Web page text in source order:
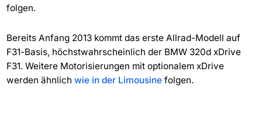
folgen.
Bereits Anfang 2013 kommt das erste Allrad-Modell auf
F31-Basis, höchstwahrscheinlich der BMW 320d xDrive
F31. Weitere Motorisierungen mit optionalem xDrive
werden ähnlich wie in der Limousinefolgen.